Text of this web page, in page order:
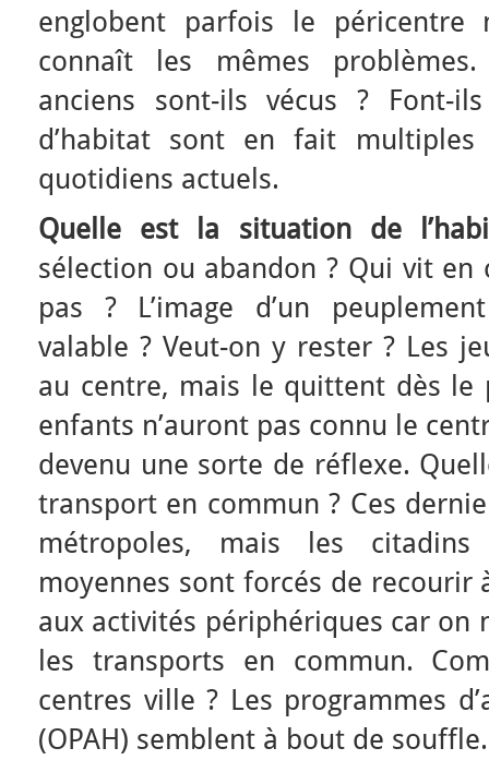
englobent parfois le péricentre
connaît les mêmes
anciens sont-ils vécus ? Font-
d’habitat sont en fait multiples
quotidiens actuels.
Quelle est la situation de
sélection ou abandon ? Qui vit en
pas ? L’image d’un
valable ? Veut-on y rester ? Les
au centre, mais le quittent dès
enfants n’auront pas connu le
devenu une sorte de réflexe.
transport en commun ? Ces
métropoles, mais les
moyennes sont forcés de recourir
aux activités périphériques car on
les transports en commun.
centres ville ? Les programmes
(OPAH) semblent à bout de souffle.